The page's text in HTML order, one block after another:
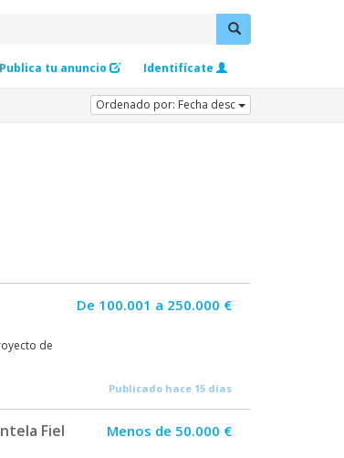
Publica tu anuncio Identifícate
Ordenado por: Fecha desc
de
De 100.001 a 250.000 €
Publicado hace 15 días
Fiel Menos de 50.000 €